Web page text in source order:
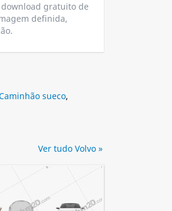
gratuito de
definida,
sueco,
Ver tudo Volvo »